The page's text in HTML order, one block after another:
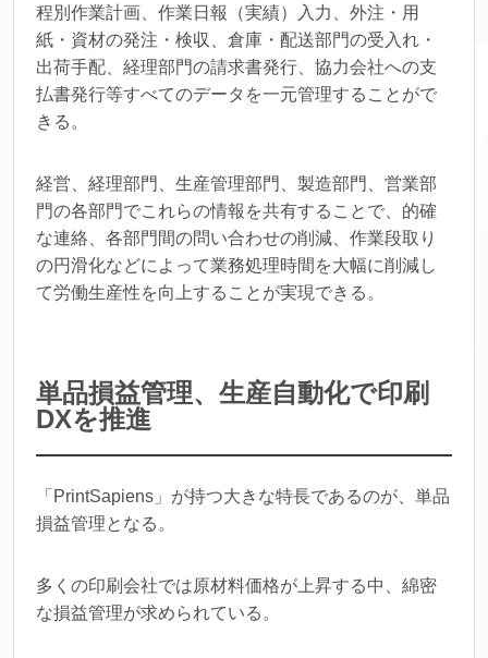
程別作業計画、作業日報（実績）入力、外注・用
紙・資材の発注・検収、倉庫・配送部門の受入れ・
出荷手配、経理部門の請求書発行、協力会社への支
払書発行等すべてのデータを一元管理することがで
きる。
経営、経理部門、生産管理部門、製造部門、営業部
門の各部門でこれらの情報を共有することで、的確
な連絡、各部門間の問い合わせの削減、作業段取り
の円滑化などによって業務処理時間を大幅に削減し
て労働生産性を向上することが実現できる。
単品損益管理、生産自動化で印刷
DXを推進
「PrintSapiens」が持つ大きな特長であるのが、単品
損益管理となる。
多くの印刷会社では原材料価格が上昇する中、綿密
な損益管理が求められている。